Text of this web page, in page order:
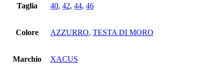
quantità
Taglia 40, 42, 44, 46
Colore AZZURRO, TESTA DI MORO
Marchio XACUS